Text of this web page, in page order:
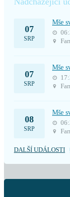
07
SRP
Mše
07
SRP
Mše
08
SRP
Mše
DALŠÍ UDÁLOSTI